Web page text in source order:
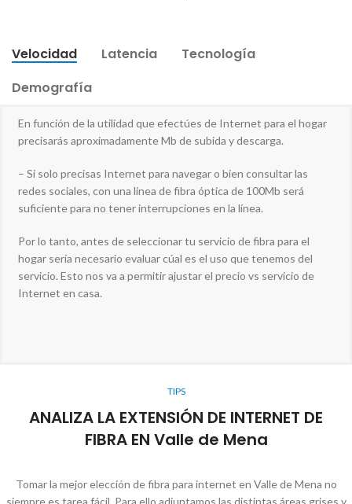
Velocidad Latencia
Tecnología
Demografía
En función de la utilidad que efectúes de Internet para el hogar
precisarás aproximadamente Mb de subida y descarga.
– Si solo precisas Internet para navegar o bien consultar las
redes sociales, con una línea de fibra óptica de 100Mb será
suficiente para no tener interrupciones en la línea.
Por lo tanto, antes de seleccionar tu servicio de fibra para el
hogar sería necesario evaluar cúal es el uso que tenemos del
servicio. Esto nos va a permitir ajustar el precio vs servicio de
Internet en casa.
TIPS
ANALIZA LA EXTENSIÓN DE INTERNET DE
FIBRA EN Valle de Mena
Tomar la mejor elección de fibra para internet en Valle de Mena no